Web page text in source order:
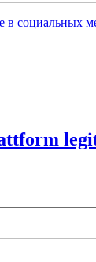
в социальных